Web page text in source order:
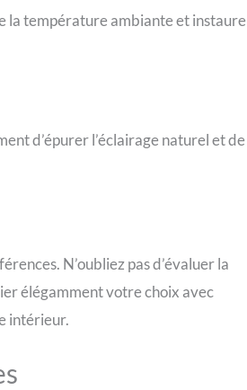
la température ambiante et instaure
d’épurer l’éclairage naturel et de
N’oubliez pas d’évaluer la
élégamment votre choix avec
intérieur.